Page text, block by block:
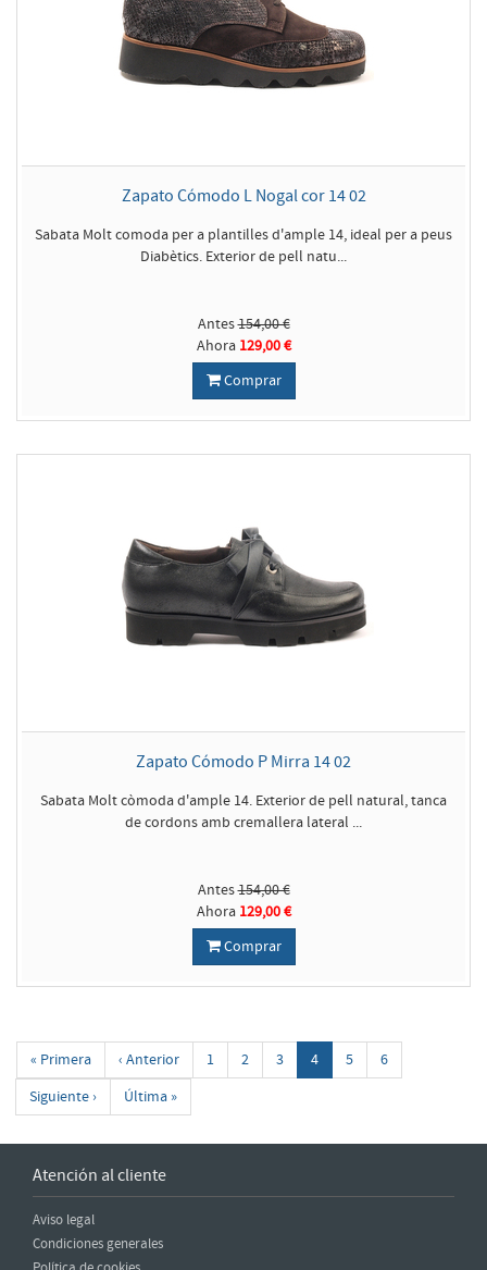
Zapato Cómodo L Nogal cor 14 02
Sabata Molt comoda per a plantilles d'ample 14, ideal per a peus
Diabètics. Exterior de pell natu...
Antes154,00 €
Ahora 129,00 €
Comprar
Zapato Cómodo P Mirra 14 02
Sabata Molt còmoda d'ample 14. Exterior de pell natural, tanca
de cordons amb cremallera lateral ...
Antes154,00 €
Ahora 129,00 €
Comprar
« Primera ‹ Anterior 1 2 3 4 5
6
Siguiente ›
Última »
Atención al cliente
Aviso legal
Condiciones generales